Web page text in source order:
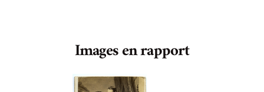
Images en rapport